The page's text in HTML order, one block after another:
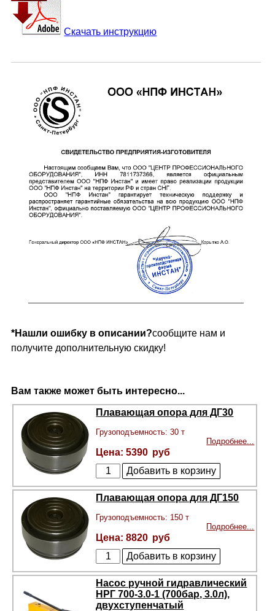
Скачать инструкцию
*Нашли ошибку в описании?сообщите нам и
получите дополнительную скидку!
Вам также может быть интересно...
Плавающая опора для ДГ30
Грузоподъемность: 30 т
Подробнее...
5390
Плавающая опора для ДГ150
Грузоподъемность: 150 т
Подробнее...
8820
Насос ручной гидравлический
НРГ 700-3.0-1 (700бар, 3.0л),
двухступенчатый